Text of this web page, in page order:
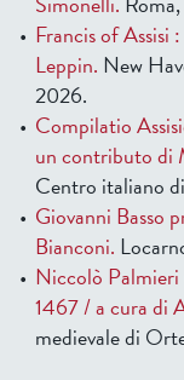
Francis of Assisi
Leppin. New
2026.
Compilatio
un contributo di
Centro italiano
Giovanni Basso
Bianconi.
Niccolò Palmieri
1467 / a cura di
medievale di